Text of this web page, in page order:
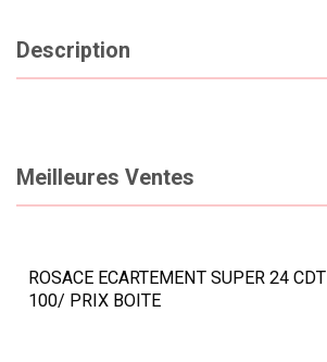
Description
Meilleures Ventes
ROSACE ECARTEMENT SUPER 24 CDT
100/ PRIX BOITE